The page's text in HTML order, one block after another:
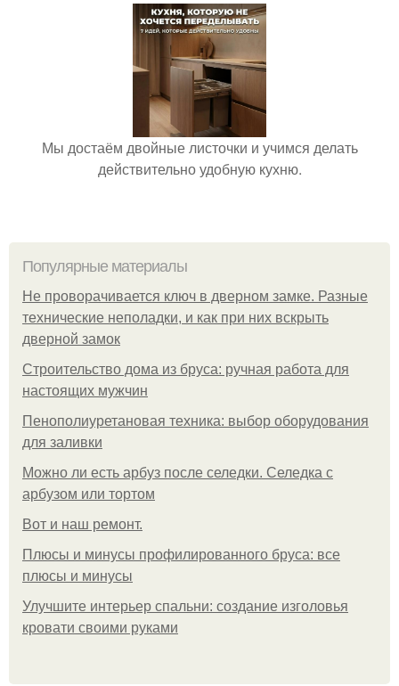
Мы достаём двойные листочки и учимся делать
действительно удобную кухню.
Популярные материалы
Не проворачивается ключ в дверном замке. Разные
технические неполадки, и как при них вскрыть
дверной замок
Строительство дома из бруса: ручная работа для
настоящих мужчин
Пенополиуретановая техника: выбор оборудования
для заливки
Можно ли есть арбуз после селедки. Селедка с
арбузом или тортом
Boт и наш ремoнт.
Плюсы и минусы профилированного бруса: все
плюсы и минусы
Улучшите интерьер спальни: создание изголовья
кровати своими руками